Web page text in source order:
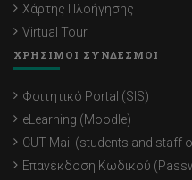
Χάρτης Πλοήγησης
Virtual Tour
ΧΡΗΣΙΜΟΙ ΣΥΝΔΕΣΜΟΙ
Φοιτητικό Portal (SIS)
eLearning (Moodle)
CUT Mail (students and staff
Επανέκδοση Κωδικού